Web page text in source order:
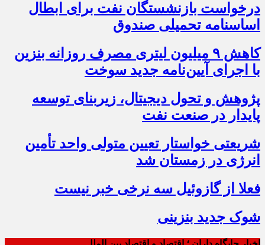
درخواست بازنشستگان نفت برای ابطال
اساسنامه تحمیلی صندوق
کاهش ۹ میلیون لیتری مصرف روزانه بنزین
با اجرای آیین‌نامه جدید سوخت
پژوهش و تحول دیجیتال، زیربنای توسعه
پایدار در صنعت نفت
شریعتی خواستار تعیین متولی واحد تأمین
انرژی در زمستان شد
فعلا از گازوئیل سه نرخی خبر نیست
شوک جدید بنزینی